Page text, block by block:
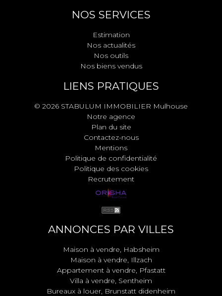
NOS SERVICES
Estimation
Nos actualités
Nos outils
Nos biens vendus
LIENS PRATIQUES
© 2026 STABULUM IMMOBILIER Mulhouse
Notre agence
Plan du site
Contactez-nous
Mentions
Politique de confidentialité
Politique des cookies
Recrutement
ANNONCES PAR VILLES
Maison à vendre, Habsheim
Maison à vendre, Illzach
Appartement à vendre, Pfastatt
Villa à vendre, Sentheim
Bureaux à louer, Brunstatt didenheim